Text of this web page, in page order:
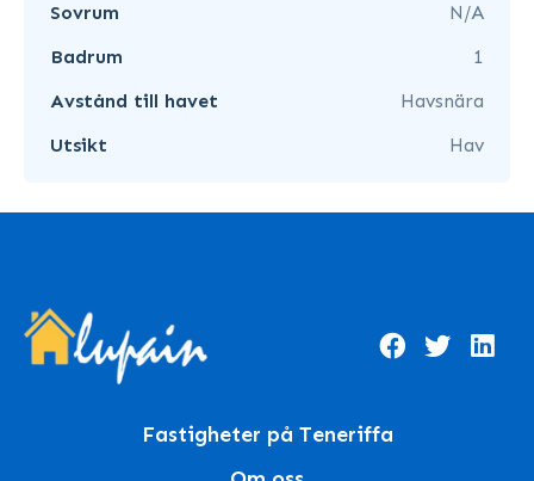
Sovrum
N/A
Badrum
1
Avstånd till havet
Havsnära
Utsikt
Hav
Fastigheter på Teneriffa